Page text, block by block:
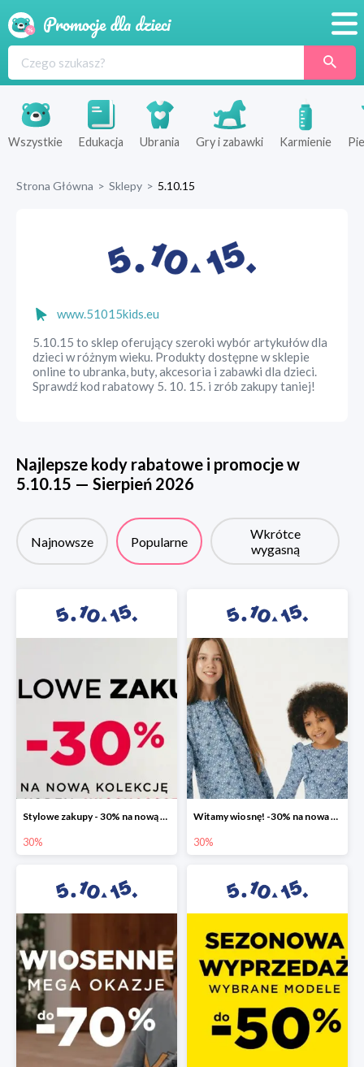
Produkty
Sklepy
Wszystkie Edukacja Ubrania Gry i zabawki Karmienie
Strona Główna > Sklepy > 5.10.15
www.51015kids.eu
5.10.15 to sklep oferujący szeroki wybór artykułów dla
dzieci w różnym wieku. Produkty dostępne w sklepie
online to ubranka, buty, akcesoria i zabawki dla dzieci.
Sprawdź kod rabatowy 5. 10. 15. i zrób zakupy taniej!
Najlepsze kody rabatowe i promocje w
5.10.15 — Sierpień 2026
Najnowsze Popularne
Wkrótce
wygasną
Stylowe zakupy - 30% na nową kolekcję
30%
Witamy wiosnę! -30% na nowa kolekcję
30%